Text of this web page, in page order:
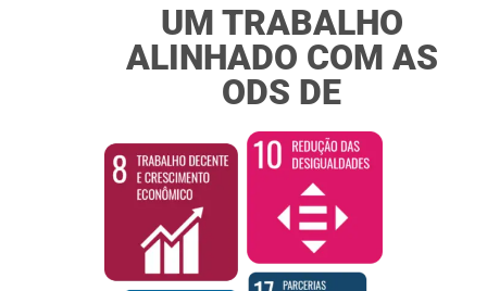
UM TRABALHO
ALINHADO COM AS
ODS DE